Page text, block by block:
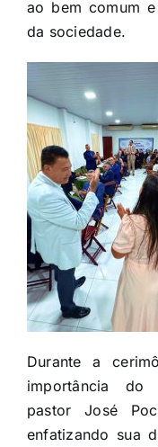
ao bem comum
da sociedade.
Durante a
importância do
pastor José
enfatizando sua